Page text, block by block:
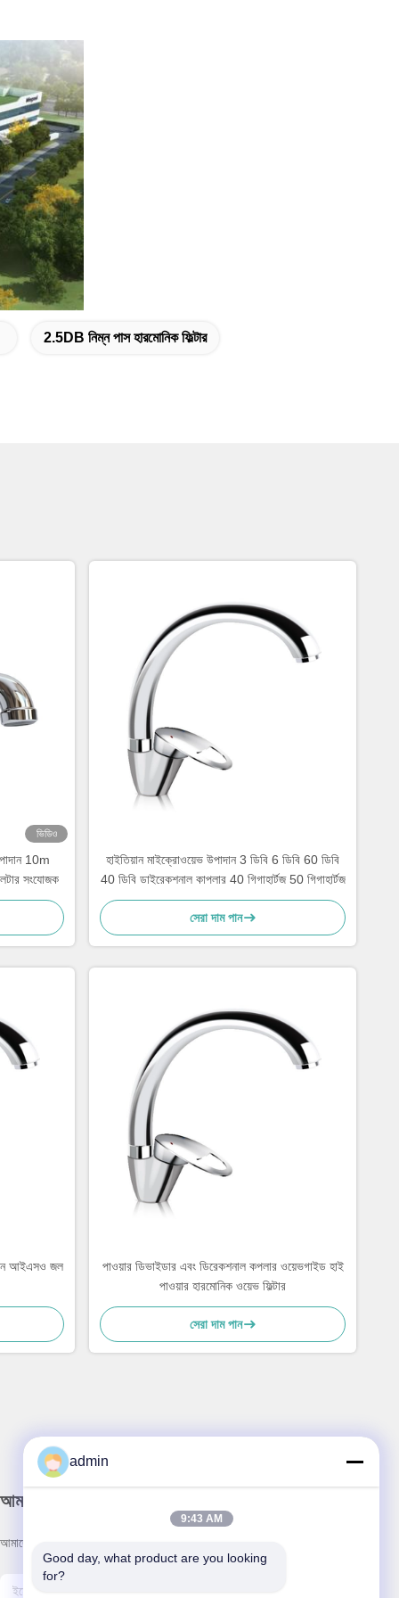
2.5DB নিম্ন পাস হারমোনিক ফিল্টার
ভিডিও
10m
সংযোজক
হাইতিয়ান মাইক্রোওয়েভ উপাদান 3 ডিবি 6 ডিবি 60 ডিবি
40 ডিবি ডাইরেকশনাল কাপলার 40 গিগাহার্টজ 50 গিগাহার্টজ
সেরা দাম পান
আইএসও জল
পাওয়ার ডিভাইডার এবং ডিরেকশনাল কপলার ওয়েভগাইড হাই
পাওয়ার হারমোনিক ওয়েভ ফিল্টার
সেরা দাম পান
আমাদের নিউজলেটার
আমাদের নিউজলেটারে সাবস্ক্রাইব করুন এবং আরও অনেক কিছু পেতে পারেন।
admin
9:43 AM
Good day, what product are you looking
for?